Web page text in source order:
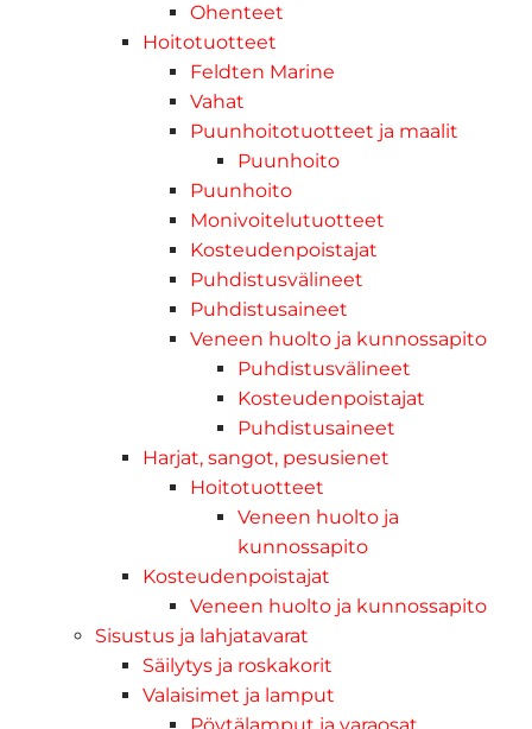
Ohenteet
Hoitotuotteet
Feldten Marine
Vahat
Puunhoitotuotteet ja maalit
Puunhoito
Puunhoito
Monivoitelutuotteet
Kosteudenpoistajat
Puhdistusvälineet
Puhdistusaineet
Veneen huolto ja kunnossapito
Puhdistusvälineet
Kosteudenpoistajat
Puhdistusaineet
Harjat, sangot, pesusienet
Hoitotuotteet
Veneen huolto ja
kunnossapito
Kosteudenpoistajat
Veneen huolto ja kunnossapito
Sisustus ja lahjatavarat
Säilytys ja roskakorit
Valaisimet ja lamput